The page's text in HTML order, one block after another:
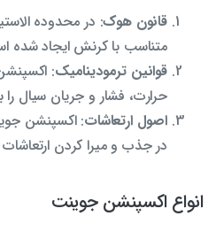
قانون هوک: در محدوده
متناسب با کرنش ایجاد شده
قوانین ترمودینامیک:
حرارت، فشار و جریان سیال
اصول ارتعاشات: اکسپنشن
در جذب و میرا کردن
انواع اکسپنشن جوینت